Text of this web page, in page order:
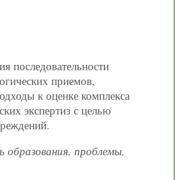
последовательности
приемов,
к оценке комплекса
экспертиз с целью
образования, проблемы,